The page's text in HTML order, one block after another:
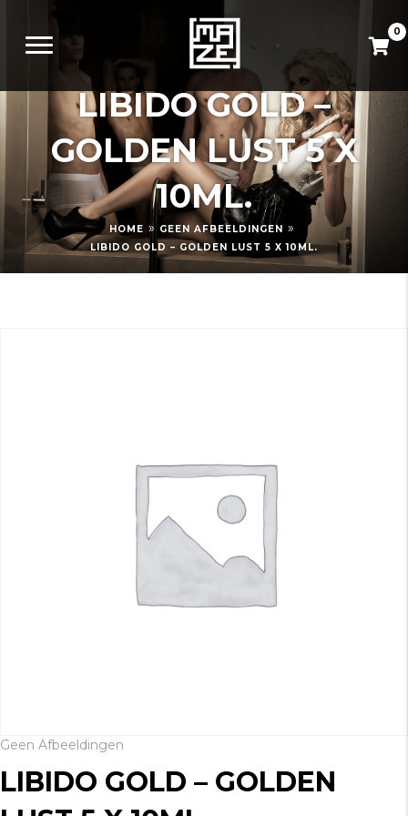
0
LIBIDO GOLD –
GOLDEN LUST 5 X
10ML.
HOME » GEEN AFBEELDINGEN »
LIBIDO GOLD – GOLDEN LUST 5 X 10ML.
Geen Afbeeldingen
LIBIDO GOLD – GOLDEN